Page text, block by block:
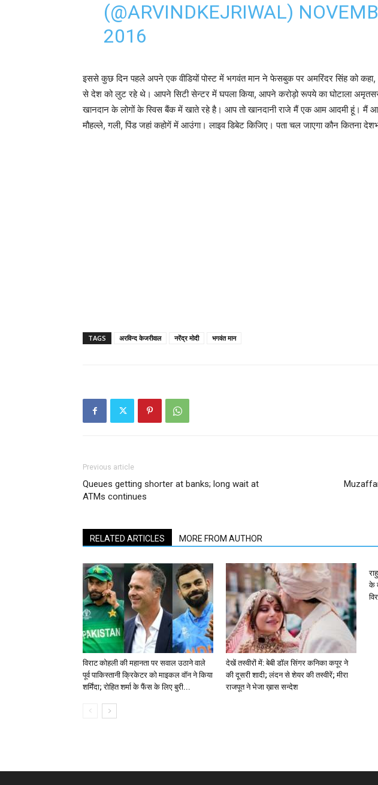
(@ARVINDKEJRIWAL)
2016
इससे कुछ दिन पहले अपने एक वीडियों पोस्ट में भगवंत मान ने फेसबुक पर अमरिंदर सिंह को
से देश को लुट रहे थे। आपने सिटी सेन्टर में घपला किया, आपने करोड़ो रूपये का घोटाला
खानदान के लोगों के स्विस बैंक में खाते रहे है। आप तो खानदानी राजे मैं एक आम आदमी हूं। मैं
मौहल्ले, गली, पिंड जहां कहोगें में आउंगा। लाइव डिबेट किजिए। पता चल जाएगा कौन कितना
TAGS अरविन्द केजरीवाल नरेंद्र मोदी भगवंत मान
Previous article
Queues getting shorter at banks; long wait at
ATMs continues
RELATED ARTICLES MORE FROM AUTHOR
विराट कोहली की महानता पर सवाल उठाने वाले
पूर्व पाकिस्तानी क्रिकेटर को माइकल वॉन ने किया
शर्मिंदा; रोहित शर्मा के फैंस के लिए बुरी...
देखें तस्वीरों में: बेबी डॉल सिंगर कनिका कपूर ने
की दूसरी शादी; लंदन से शेयर की तस्वीरें; मीरा
राजपूत ने भेजा ख़ास सन्देश
के